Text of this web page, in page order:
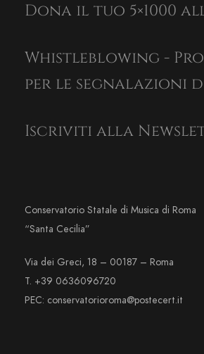
Dona il tuo 5×1000
Whistleblowing -
per le segnalazioni
Iscriviti alla
Conservatorio Statale di Musica di Roma
“Santa Cecilia”
Via dei Greci, 18 – 00187 – Roma
T. +39 0636096720
PEC: conservatorioroma@postecert.it